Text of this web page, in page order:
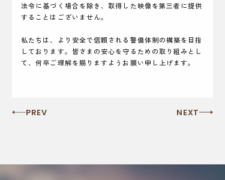
法令に基づく場合を除き、取得した映像を第三者に提供
することはございません。
私たちは、より安全で信頼される警備体制の構築を目指
しております。皆さまの安心を守るための取り組みとし
て、何卒ご理解を賜りますようお願い申し上げます。
PREV NEXT